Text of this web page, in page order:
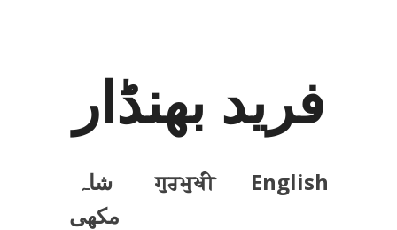
فرید بھنڈار
English
ਗੁਰਮੁਖੀ
شاہ
مکھی